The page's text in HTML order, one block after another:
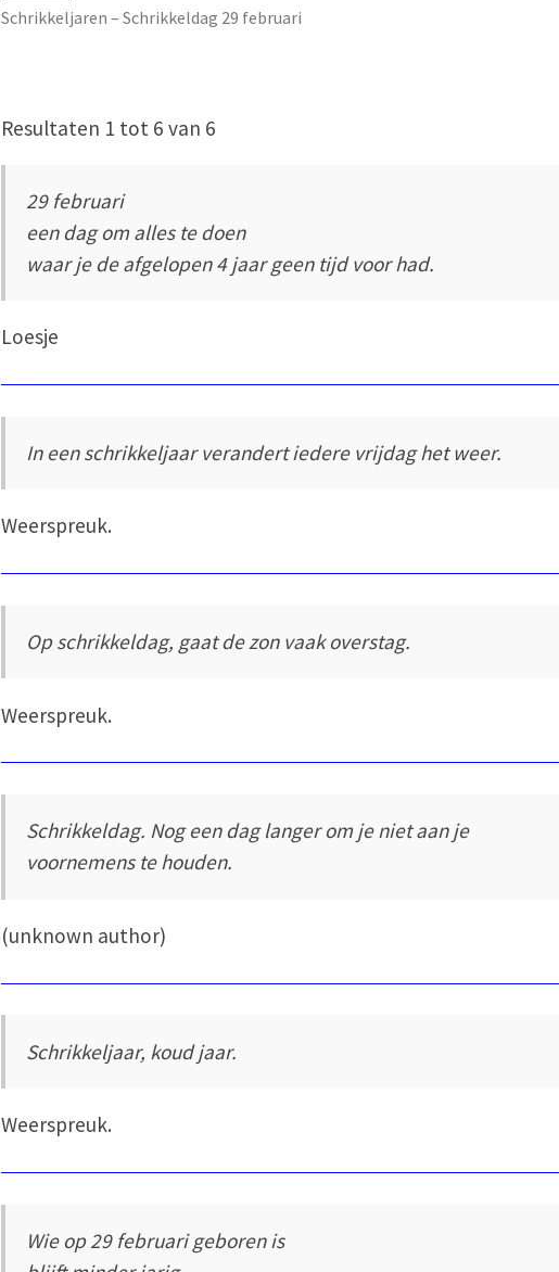
Schrikkeljaren – Schrikkeldag 29 februari
Resultaten 1 tot 6 van 6
29 februari
een dag om alles te doen
waar je de afgelopen 4 jaar geen tijd voor had.
Loesje
In een schrikkeljaar verandert iedere vrijdag het weer.
Weerspreuk.
Op schrikkeldag, gaat de zon vaak overstag.
Weerspreuk.
Schrikkeldag. Nog een dag langer om je niet aan je
voornemens te houden.
(unknown author)
Schrikkeljaar, koud jaar.
Weerspreuk.
Wie op 29 februari geboren is